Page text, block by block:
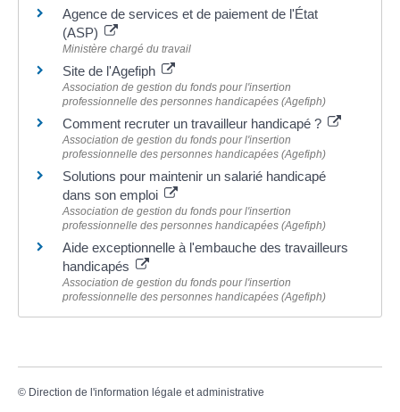
Agence de services et de paiement de l'État
(ASP)
Ministère chargé du travail
Site de l'Agefiph
Association de gestion du fonds pour l'insertion
professionnelle des personnes handicapées (Agefiph)
Comment recruter un travailleur handicapé ?
Association de gestion du fonds pour l'insertion
professionnelle des personnes handicapées (Agefiph)
Solutions pour maintenir un salarié handicapé
dans son emploi
Association de gestion du fonds pour l'insertion
professionnelle des personnes handicapées (Agefiph)
Aide exceptionnelle à l'embauche des travailleurs
handicapés
Association de gestion du fonds pour l'insertion
professionnelle des personnes handicapées (Agefiph)
© Direction de l'information légale et administrative